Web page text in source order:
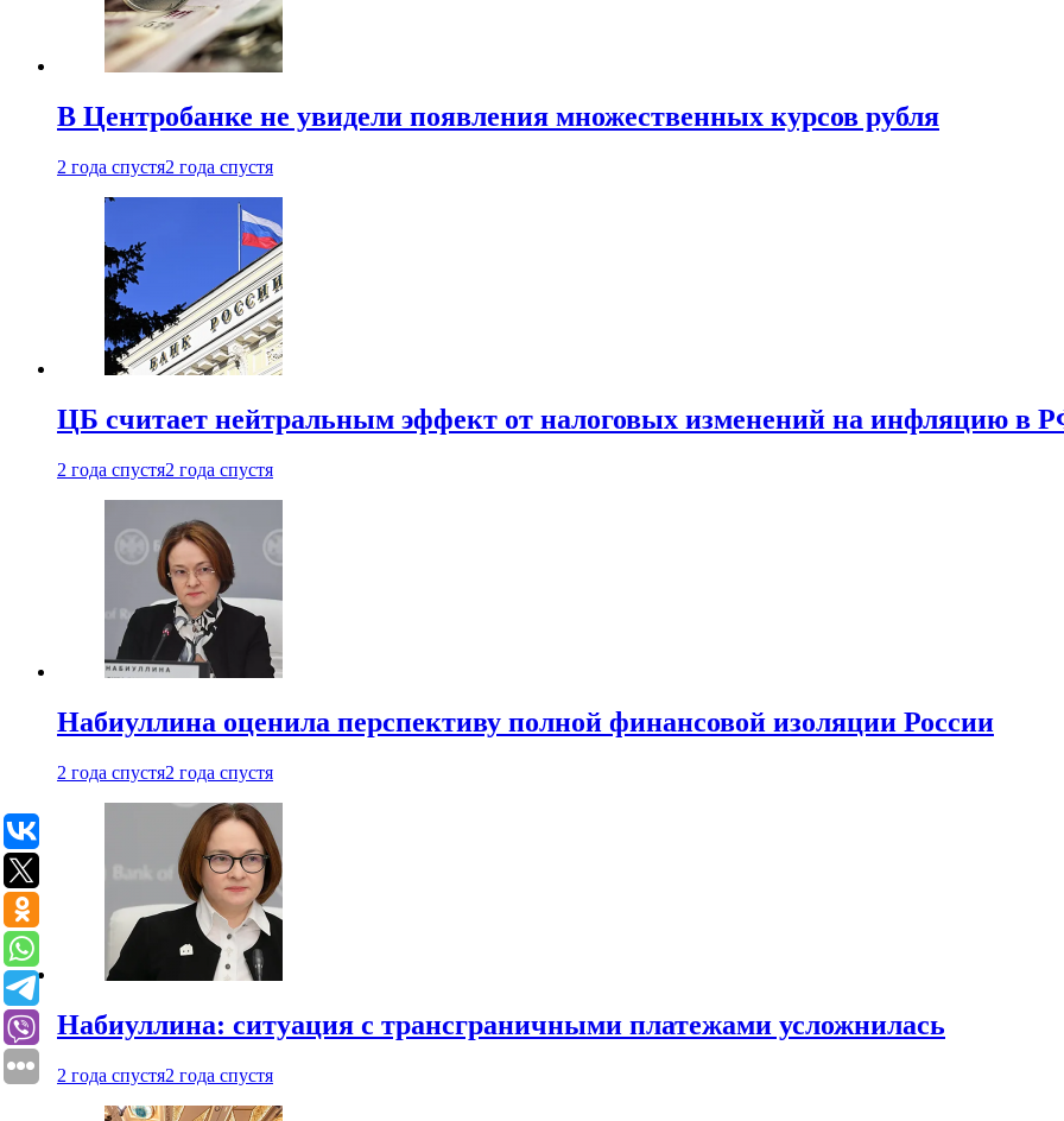
В Центробанке не увидели появления множественных курсов рубля
2 года спустя2 года спустя
ЦБ считает нейтральным эффект от налоговых изменений на инфляцию в
2 года спустя2 года спустя
Набиуллина оценила перспективу полной финансовой изоляции России
2 года спустя2 года спустя
Набиуллина: ситуация с трансграничными платежами усложнилась
2 года спустя2 года спустя